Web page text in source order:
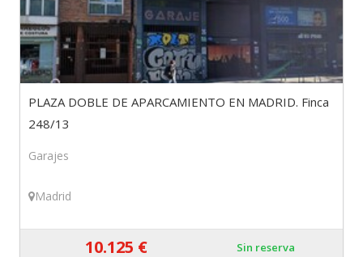
PLAZA DOBLE DE APARCAMIENTO EN MADRID. Finca
248/13
Garajes
Madrid
10.125 € Sin reserva